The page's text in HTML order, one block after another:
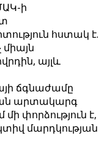
ի
հստակ է.
այլև
ճգնաժամը
արտակարգ
փորձություն է,
մարդկության